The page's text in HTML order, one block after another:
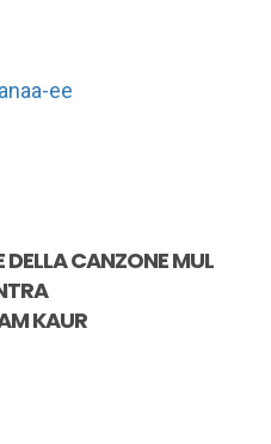
ee
DELLA CANZONEMUL
KAUR